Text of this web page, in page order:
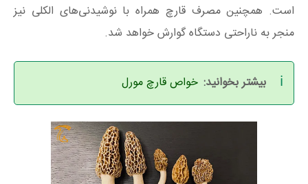
است. همچنین مصرف قارچ همراه با نوشیدنی‌های الکلی نیز
منجر به ناراحتی دستگاه گوارش خواهد شد.
بیشتر بخوانید: خواص قارچ مورل